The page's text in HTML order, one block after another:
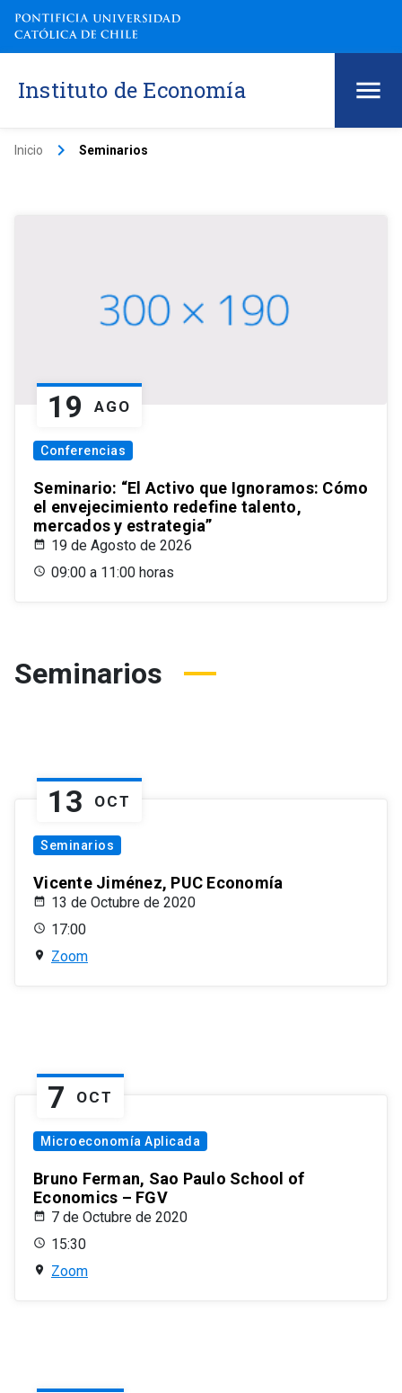
Instituto de Economía
Inicio keyboard_arrow_right Seminarios
19 AGO
Conferencias
Seminario: “El Activo que Ignoramos: Cómo
el envejecimiento redefine talento,
mercados y estrategia”
19 de Agosto de 2026
09:00 a 11:00 horas
Seminarios
13 OCT
Seminarios
Vicente Jiménez, PUC Economía
13 de Octubre de 2020
17:00
Zoom
7 OCT
Microeconomía Aplicada
Bruno Ferman, Sao Paulo School of
Economics – FGV
7 de Octubre de 2020
15:30
Zoom